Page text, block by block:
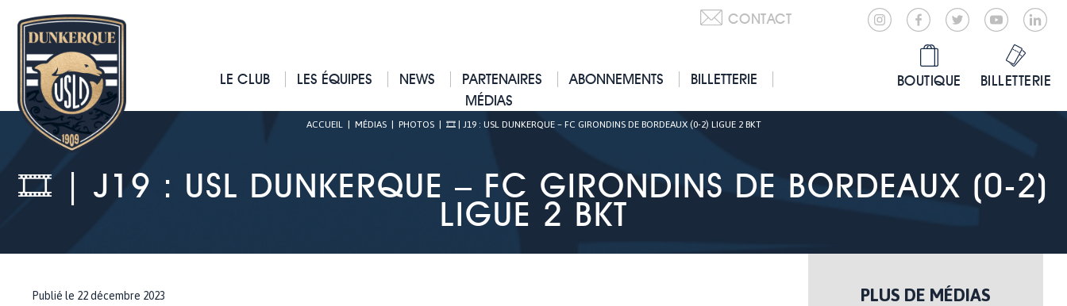
CONTACT
LE CLUB LES ÉQUIPES NEWS PARTENAIRES ABONNEMENTS
BILLETTERIE
MÉDIAS
BOUTIQUE BILLETTERIE
ACCUEIL| MÉDIAS| PHOTOS| 🎞 | J19 : USL DUNKERQUE – FC GIRONDINS DE BORDEAUX (0-2) LIGUE 2 BKT
🎞 | J19 : USL DUNKERQUE – FC GIRONDINS DE BORDEAUX (0-2)
LIGUE 2 BKT
Publié le 22 décembre 2023 PLUS DE MÉDIAS